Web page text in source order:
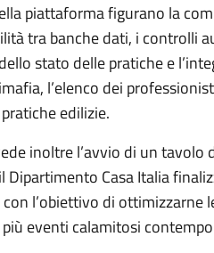
piattaforma figurano la
tra banche dati, i controlli
stato delle pratiche e
l’elenco dei
edilizie.
inoltre l’avvio di un
Dipartimento Casa Italia
l’obiettivo di ottimizzarne
eventi calamitosi